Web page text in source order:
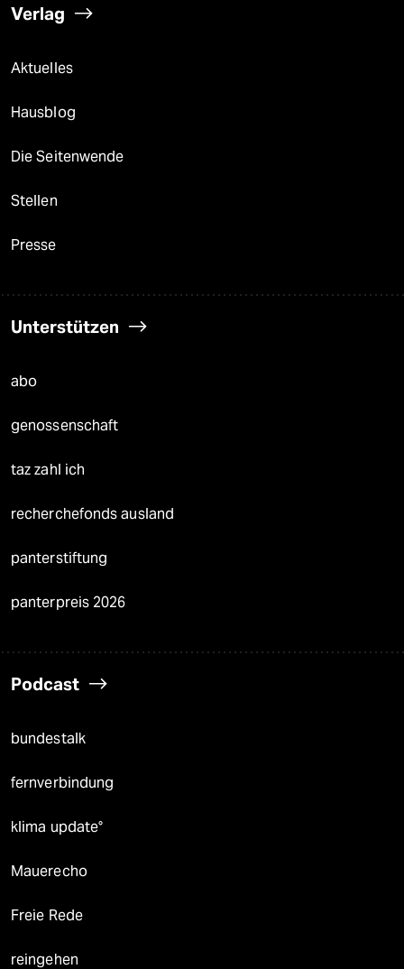
Verlag
Aktuelles
Hausblog
Die Seitenwende
Stellen
Presse
Unterstützen
abo
genossenschaft
taz zahl ich
recherchefonds ausland
panterstiftung
panterpreis 2026
Podcast
bundestalk
fernverbindung
klima update°
Mauerecho
Freie Rede
reingehen